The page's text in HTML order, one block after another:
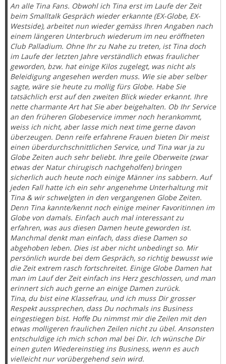
An alle Tina Fans. Obwohl ich Tina erst im Laufe der Zeit
beim Smalltalk Gespräch wieder erkannte (EX-Globe, EX-
Westside), arbeitet nun wieder gemäss Ihren Angaben nach
einem längeren Unterbruch wiederum im neu eröffneten
Club Palladium. Ohne Ihr zu Nahe zu treten, ist Tina doch
im Laufe der letzten Jahre verständlich etwas fraulicher
geworden, bzw. hat einige Kilos zugelegt, was nicht als
Beleidigung angesehen werden muss. Wie sie aber selber
sagte, wäre sie heute zu mollig fürs Globe. Habe Sie
tatsächlich erst auf den zweiten Blick wieder erkannt. Ihre
nette charmante Art hat Sie aber beigehalten. Ob Ihr Service
an den früheren Globeservice immer noch herankommt,
weiss ich nicht, aber lasse mich next time gerne davon
überzeugen. Denn reife erfahrene Frauen bieten Dir meist
einen überdurchschnittlichen Service, und Tina war ja zu
Globe Zeiten auch sehr beliebt. Ihre geile Oberweite (zwar
etwas der Natur chirugisch nachgeholfen) bringen
sicherlich auch heute noch einige Männer ins sabbern. Auf
jeden Fall hatte ich ein sehr angenehme Unterhaltung mit
Tina & wir schwelgten in den vergangenen Globe Zeiten.
Denn Tina kannte/kennt noch einige meiner Favoritinnen im
Globe von damals. Einfach auch mal interessant zu
erfahren, was aus diesen Damen heute geworden ist.
Manchmal denkt man einfach, dass diese Damen so
abgehoben leben. Dies ist aber nicht unbedingt so. Mir
persönlich wurde bei dem Gespräch, so richtig bewusst wie
die Zeit extrem rasch fortschreitet. Einige Globe Damen hat
man im Lauf der Zeit einfach ins Herz geschlossen, und man
erinnert sich auch gerne an einige Damen zurück.
Tina, du bist eine Klassefrau, und ich muss Dir grosser
Respekt aussprechen, dass Du nochmals ins Business
eingestiegen bist. Hoffe Du nimmst mir die Zeilen mit den
etwas molligeren fraulichen Zeilen nicht zu übel. Ansonsten
entschuldige ich mich schon mal bei Dir. Ich wünsche Dir
einen guten Wiedereinstieg ins Business, wenn es auch
vielleicht nur vorübergehend sein wird.